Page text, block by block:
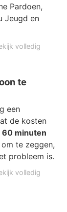
Pardoen,
Jeugd en
volledig
te
een
de kosten
60 minuten
te zeggen,
probleem is.
volledig